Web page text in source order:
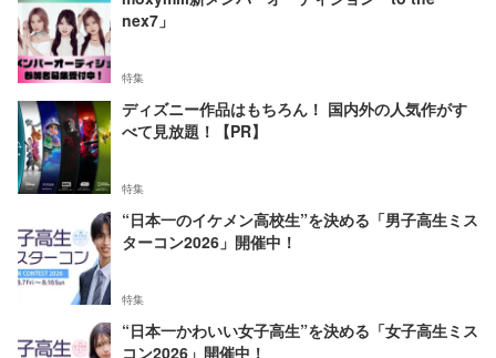
nex7」
特集
ディズニー作品はもちろん！ 国内外の人気作がす
べて見放題！【PR】
特集
“日本一のイケメン高校生”を決める「男子高生ミス
ターコン2026」開催中！
特集
“日本一かわいい女子高生”を決める「女子高生ミス
コン2026」開催中！